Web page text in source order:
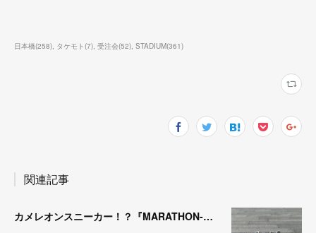
日本橋(258) タケモト(7) 受注会(52) STADIUM(361)
関連記事
カメレオンスニーカー！？『MARATHON-NTRAL』『STADIUM-NTRAL』